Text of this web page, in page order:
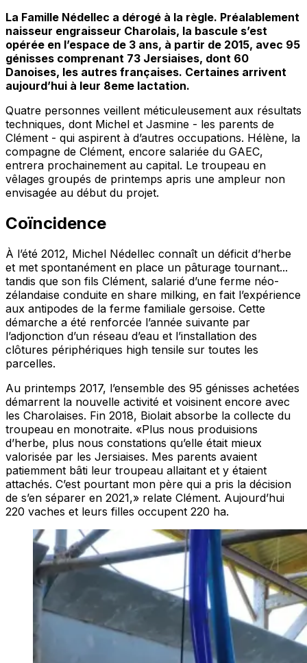
La Famille Nédellec a dérogé à la règle. Préalablement
naisseur engraisseur Charolais, la bascule s’est
opérée en l’espace de 3 ans, à partir de 2015, avec 95
génisses comprenant 73 Jersiaises, dont 60
Danoises, les autres françaises. Certaines arrivent
aujourd’hui à leur 8eme lactation.
Quatre personnes veillent méticuleusement aux résultats
techniques, dont Michel et Jasmine - les parents de
Clément - qui aspirent à d’autres occupations. Hélène, la
compagne de Clément, encore salariée du GAEC,
entrera prochainement au capital. Le troupeau en
vêlages groupés de printemps apris une ampleur non
envisagée au début du projet.
Coïncidence
À l’été 2012, Michel Nédellec connaît un déficit d’herbe
et met spontanément en place un pâturage tournant...
tandis que son fils Clément, salarié d’une ferme néo-
zélandaise conduite en share milking, en fait l’expérience
aux antipodes de la ferme familiale gersoise. Cette
démarche a été renforcée l’année suivante par
l’adjonction d’un réseau d’eau et l’installation des
clôtures périphériques high tensile sur toutes les
parcelles.
Au printemps 2017, l’ensemble des 95 génisses achetées
démarrent la nouvelle activité et voisinent encore avec
les Charolaises. Fin 2018, Biolait absorbe la collecte du
troupeau en monotraite. «Plus nous produisions
d’herbe, plus nous constations qu’elle était mieux
valorisée par les Jersiaises. Mes parents avaient
patiemment bâti leur troupeau allaitant et y étaient
attachés. C’est pourtant mon père qui a pris la décision
de s’en séparer en 2021,» relate Clément. Aujourd’hui
220 vaches et leurs filles occupent 220 ha.